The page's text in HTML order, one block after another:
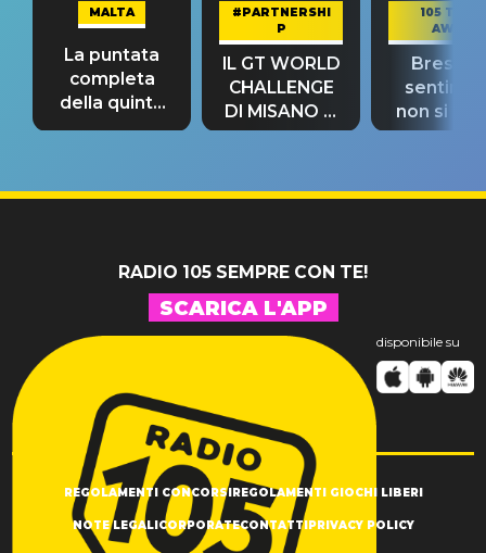
MALTA
La puntata
completa
della quinta
tappa
#PARTNERSHI
P
IL GT WORLD
CHALLENGE
DI MISANO si
riconferma
105 TAKE
AWAY
Bresh:
non si
fino alla
RADIO 105 SEMPRE CON TE!
SCARICA L'APP
disponibile su
REGOLAMENTI CONCORSI REGOLAMENTI GIOCHI LIBERI
NOTE LEGALI CORPORATECONTATTI PRIVACY POLICY